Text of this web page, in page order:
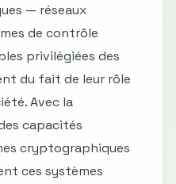
— réseaux
de contrôle
privilégiées des
du fait de leur rôle
Avec la
capacités
cryptographiques
ces systèmes